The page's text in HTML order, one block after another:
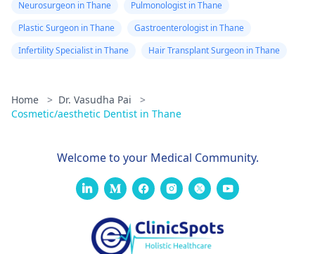
Neurosurgeon in Thane
Pulmonologist in Thane
Plastic Surgeon in Thane
Gastroenterologist in Thane
Infertility Specialist in Thane
Hair Transplant Surgeon in Thane
Home > Dr. Vasudha Pai
>
Cosmetic/aesthetic Dentist in Thane
Welcome to your Medical Community.